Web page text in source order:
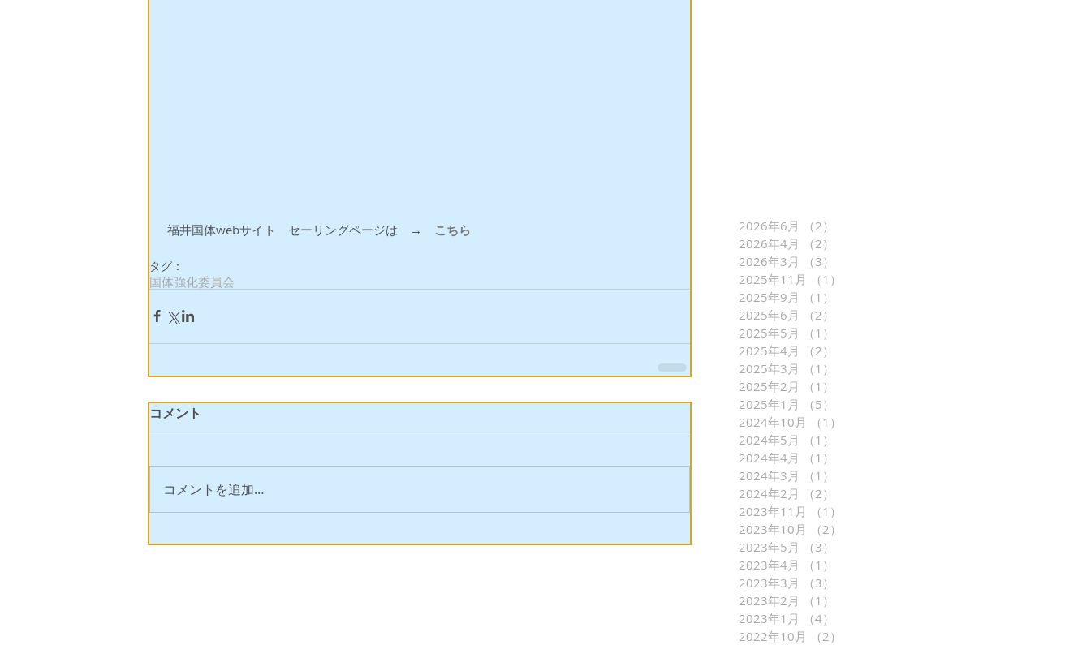
福井国体webサイト　セーリングページは　→ こちら
タグ：
国体強化委員会
コメント
コメントを追加…
2026年6月 （2）
2026年4月
（2）
2026年3月
（3）
2025年11月
（1）
2025年9月
（1）
2025年6月
（2）
2025年5月
（1）
2025年4月
（2）
2025年3月
（1）
2025年2月
（1）
2025年1月
（5）
2024年10月
（1）
2024年5月
（1）
2024年4月
（1）
2024年3月
（1）
2024年2月
（2）
2023年11月
（1）
2023年10月
（2）
2023年5月
（3）
2023年4月
（1）
2023年3月
（3）
2023年2月
（1）
2023年1月
（4）
2022年10月
（2）